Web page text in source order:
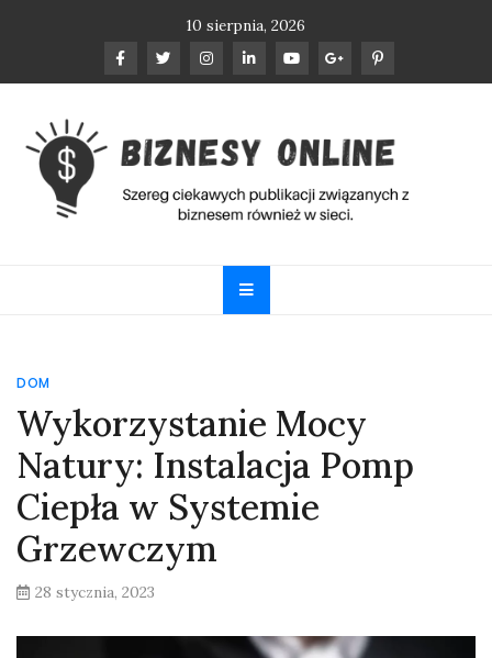
10 sierpnia, 2026
Biznesy Online
również w sieci.
DOM
Wykorzystanie Mocy
Natury: Instalacja Pomp
Ciepła w Systemie
Grzewczym
28 stycznia, 2023